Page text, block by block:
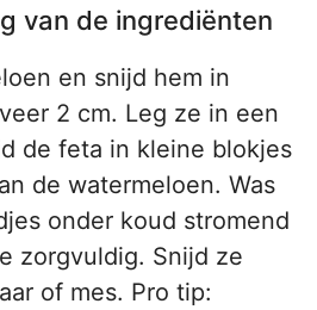
van de ingrediënten
en snijd hem in
2 cm. Leg ze in een
de feta in kleine blokjes
de watermeloen. Was
onder koud stromend
zorgvuldig. Snijd ze
of mes. Pro tip: